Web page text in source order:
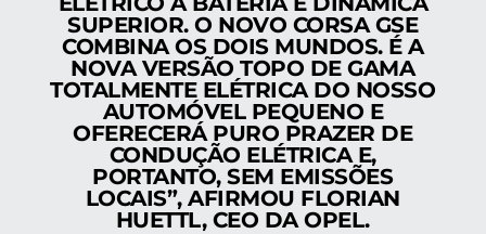
SUPERIOR. O NOVO CORSA GSE
COMBINA OS DOIS MUNDOS. É A
NOVA VERSÃO TOPO DE GAMA
TOTALMENTE ELÉTRICA DO NOSSO
AUTOMÓVEL PEQUENO E
OFERECERÁ PURO PRAZER DE
CONDUÇÃO ELÉTRICA E,
PORTANTO, SEM EMISSÕES
LOCAIS”, AFIRMOU FLORIAN
HUETTL, CEO DA OPEL.